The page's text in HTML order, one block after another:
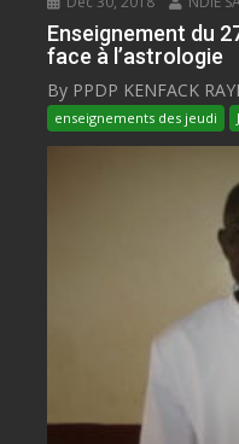
Enseignement du
face à l’astrologie
By PPDP KENFACK
enseignements des jeudi